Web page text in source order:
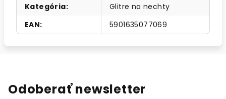
Kategória:
Glitre na nechty
EAN: 5901635077069
Odoberať newsletter